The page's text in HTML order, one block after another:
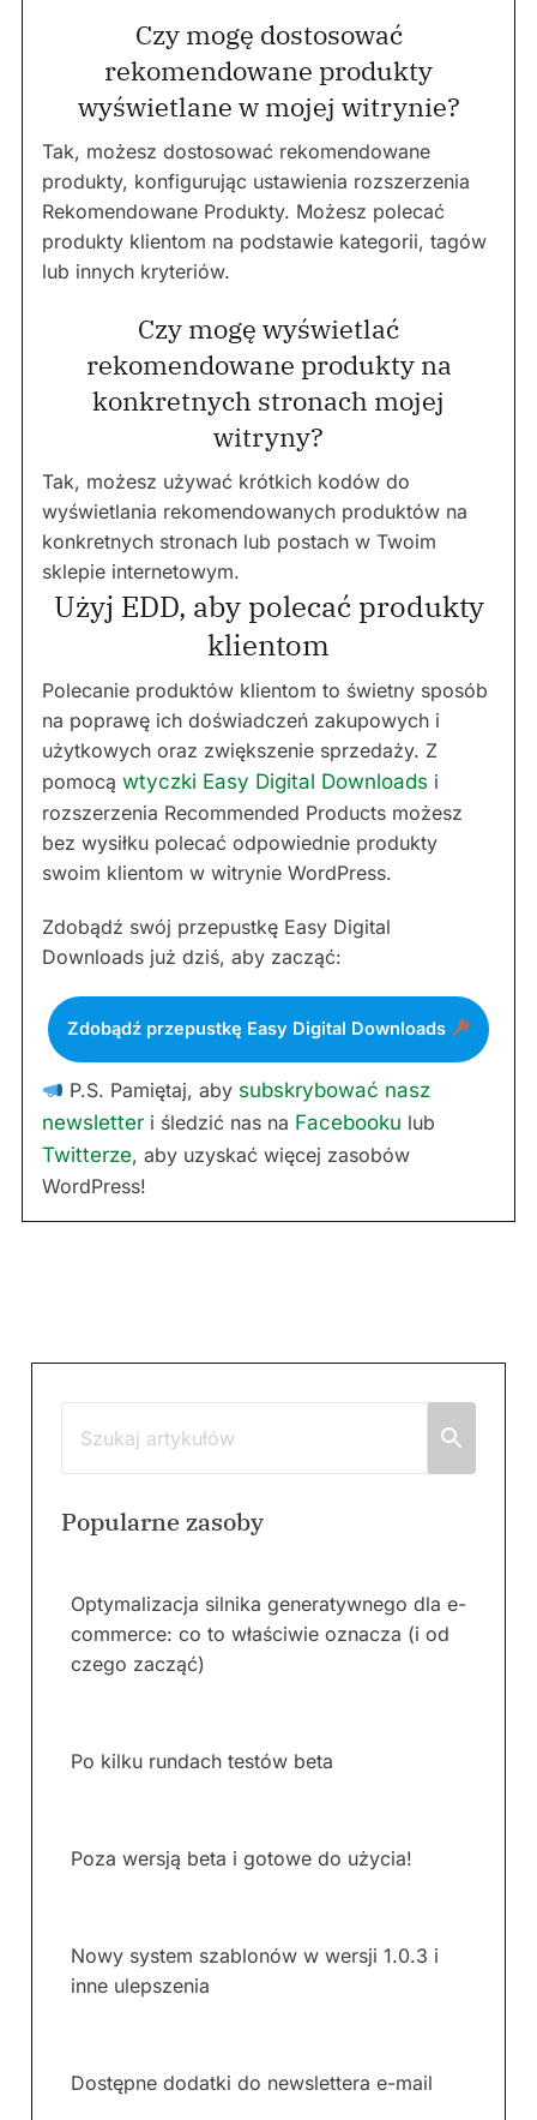
Czy mogę dostosować
rekomendowane produkty
wyświetlane w mojej witrynie?
Tak, możesz dostosować rekomendowane
produkty, konfigurując ustawienia rozszerzenia
Rekomendowane Produkty. Możesz polecać
produkty klientom na podstawie kategorii, tagów
lub innych kryteriów.
Czy mogę wyświetlać
rekomendowane produkty na
konkretnych stronach mojej
witryny?
Tak, możesz używać krótkich kodów do
wyświetlania rekomendowanych produktów na
konkretnych stronach lub postach w Twoim
sklepie internetowym.
Użyj EDD, aby polecać produkty
klientom
Polecanie produktów klientom to świetny sposób
na poprawę ich doświadczeń zakupowych i
użytkowych oraz zwiększenie sprzedaży. Z
pomocą wtyczki Easy Digital Downloads i
rozszerzenia Recommended Products możesz
bez wysiłku polecać odpowiednie produkty
swoim klientom w witrynie WordPress.
Zdobądź swój przepustkę Easy Digital
Downloads już dziś, aby zacząć:
Zdobądź przepustkę Easy Digital Downloads
P.S. Pamiętaj, aby subskrybować nasz
newsletter i śledzić nas na Facebooku lub
Twitterze, aby uzyskać więcej zasobów
WordPress!
Popularne zasoby
Optymalizacja silnika generatywnego dla e-
commerce: co to właściwie oznacza (i od
czego zacząć)
Po kilku rundach testów beta
Poza wersją beta i gotowe do użycia!
Nowy system szablonów w wersji 1.0.3 i
inne ulepszenia
Dostępne dodatki do newslettera e-mail